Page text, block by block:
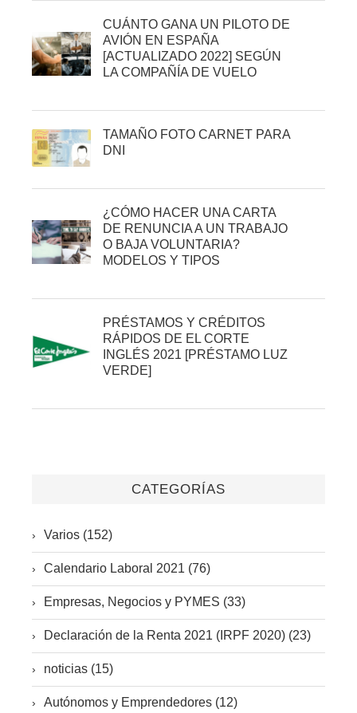
CUÁNTO GANA UN PILOTO DE
AVIÓN EN ESPAÑA
[ACTUALIZADO 2022] SEGÚN
LA COMPAÑÍA DE VUELO
TAMAÑO FOTO CARNET PARA
DNI
¿CÓMO HACER UNA CARTA
DE RENUNCIA A UN TRABAJO
O BAJA VOLUNTARIA?
MODELOS Y TIPOS
PRÉSTAMOS Y CRÉDITOS
RÁPIDOS DE EL CORTE
INGLÉS 2021 [PRÉSTAMO LUZ
VERDE]
CATEGORÍAS
Varios (152)
Calendario Laboral 2021 (76)
Empresas, Negocios y PYMES (33)
Declaración de la Renta 2021 (IRPF 2020) (23)
noticias (15)
Autónomos y Emprendedores (12)